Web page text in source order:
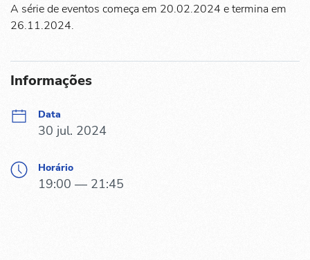
A série de eventos começa em 20.02.2024 e termina em
26.11.2024.
Informações
Data
30 jul. 2024
Horário
19:00 — 21:45